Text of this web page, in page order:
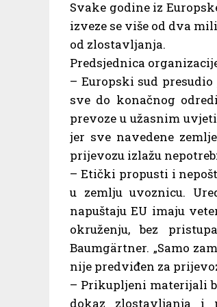
Svake godine iz
izveze se više od dva
od zlostavljanja.
Predsjednica
– Europski sud
sve do konačnog
prevoze u užasnim
jer sve navedene
prijevozu izlažu
– Etički propusti i
u zemlju uvoznicu.
napuštaju EU imaju
okruženju, bez
Baumgärtner. „Samo
nije predviđen za
– Prikupljeni materijali
dokaz zlostavljanja i